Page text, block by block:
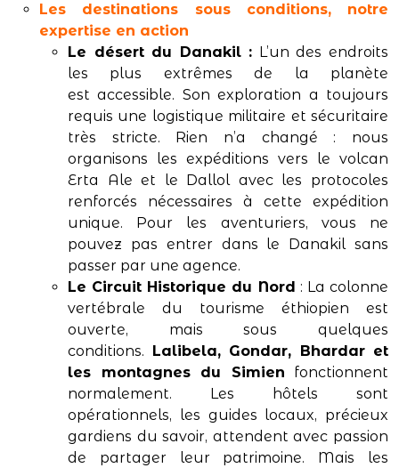
Les destinations sous conditions, notre
expertise en action
Le désert du Danakil : L’un des endroits
les plus extrêmes de la planète
est accessible. Son exploration a toujours
requis une logistique militaire et sécuritaire
très stricte. Rien n’a changé : nous
organisons les expéditions vers le volcan
Erta Ale et le Dallol avec les protocoles
renforcés nécessaires à cette expédition
unique. Pour les aventuriers, vous ne
pouvez pas entrer dans le Danakil sans
passer par une agence.
Le Circuit Historique du Nord : La colonne
vertébrale du tourisme éthiopien est
ouverte, mais sous quelques
conditions. Lalibela, Gondar, Bhardar et
les montagnes du Simien fonctionnent
normalement. Les hôtels sont
opérationnels, les guides locaux, précieux
gardiens du savoir, attendent avec passion
de partager leur patrimoine. Mais les